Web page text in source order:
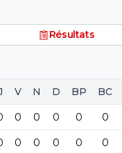
Résultats
V N D BP BC
0 0 0 0 0
0 0 0 0 0